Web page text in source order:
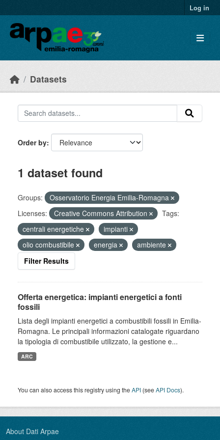
Log in
Datasets
Order by
1 dataset found
Groups:
Osservatorio Energia Emilia-Romagna
Licenses:
Creative Commons Attribution
Tags:
centrali energetiche
impianti
olio combustibile
energia
ambiente
Filter Results
Offerta energetica: impianti energetici a fonti
fossili
Lista degli impianti energetici a combustibili fossili in Emilia-
Romagna. Le principali informazioni catalogate riguardano
la tipologia di combustibile utilizzato, la gestione e...
ARC
You can also access this registry using theAPI (seeAPI Docs).
About Dati Arpae